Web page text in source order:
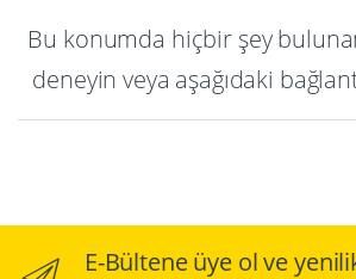
Bu konumda hiçbir şey
deneyin veya aşağıdaki
E-Bültene üye ol ve